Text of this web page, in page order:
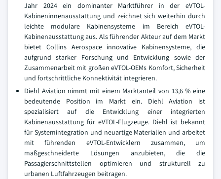
Jahr 2024 ein dominanter Marktführer in der eVTOL-
Kabineninnenausstattung und zeichnet sich weiterhin durch
leichte modulare Kabinensysteme im Bereich eVTOL-
Kabinenausstattung aus. Als führender Akteur auf dem Markt
bietet Collins Aerospace innovative Kabinensysteme, die
aufgrund starker Forschung und Entwicklung sowie der
Zusammenarbeit mit großen eVTOL-OEMs Komfort, Sicherheit
und fortschrittliche Konnektivität integrieren.
Diehl Aviation nimmt mit einem Marktanteil von 13,6 % eine
bedeutende Position im Markt ein. Diehl Aviation ist
spezialisiert auf die Entwicklung einer integrierten
Kabinenausstattung für eVTOL-Flugzeuge. Diehl ist bekannt
für Systemintegration und neuartige Materialien und arbeitet
mit führenden eVTOL-Entwicklern zusammen, um
maßgeschneiderte Lösungen anzubieten, die die
Passagierschnittstellen optimieren und strukturell zu
urbanen Luftfahrzeugen beitragen.